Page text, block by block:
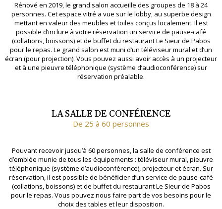
Rénové en 2019, le grand salon accueille des groupes de 18 à 24
personnes. Cet espace vitré a vue sur le lobby, au superbe design
mettant en valeur des meubles et toiles conçus localement. Il est
possible d’inclure à votre réservation un service de pause-café
(collations, boissons) et de buffet du restaurant Le Sieur de Pabos
pour le repas. Le grand salon est muni d’un téléviseur mural et d’un
écran (pour projection). Vous pouvez aussi avoir accès à un projecteur
et à une pieuvre téléphonique (système d’audioconférence) sur
réservation préalable.
LA SALLE DE CONFÉRENCE
De 25 à 60 personnes
Pouvant recevoir jusqu’à 60 personnes, la salle de conférence est
d’emblée munie de tous les équipements : téléviseur mural, pieuvre
téléphonique (système d’audioconférence), projecteur et écran. Sur
réservation, il est possible de bénéficier d’un service de pause-café
(collations, boissons) et de buffet du restaurant Le Sieur de Pabos
pour le repas. Vous pouvez nous faire part de vos besoins pour le
choix des tables et leur disposition.